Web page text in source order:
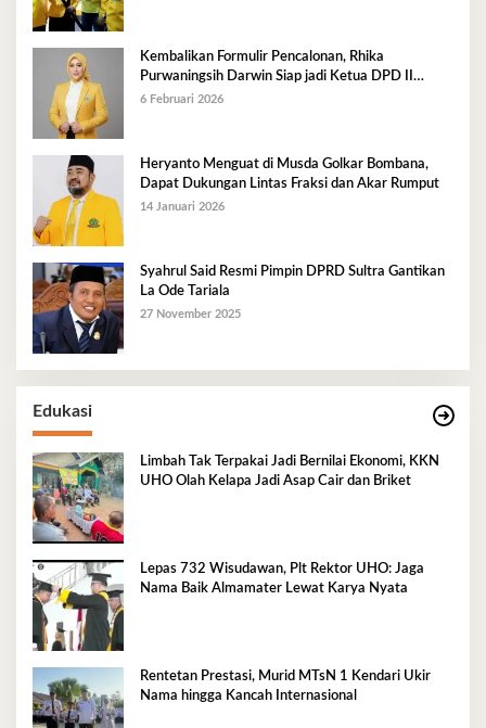
Kembalikan Formulir Pencalonan, Rhika
Purwaningsih Darwin Siap jadi Ketua DPD II
Golkar Mubar
6 Februari 2026
Heryanto Menguat di Musda Golkar Bombana,
Dapat Dukungan Lintas Fraksi dan Akar Rumput
14 Januari 2026
Syahrul Said Resmi Pimpin DPRD Sultra Gantikan
La Ode Tariala
27 November 2025
Edukasi
Limbah Tak Terpakai Jadi Bernilai Ekonomi, KKN
UHO Olah Kelapa Jadi Asap Cair dan Briket
Lepas 732 Wisudawan, Plt Rektor UHO: Jaga
Nama Baik Almamater Lewat Karya Nyata
Rentetan Prestasi, Murid MTsN 1 Kendari Ukir
Nama hingga Kancah Internasional